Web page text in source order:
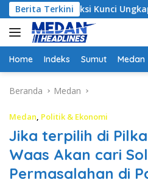
Langsung
ke
konten
Berita Terkini
Kunci Ungkap Fakta
Home Indeks Sumut Medan
Beranda Medan
Medan, Politik & Ekonomi
Jika terpilih di
Waas Akan cari
Permasalahan di